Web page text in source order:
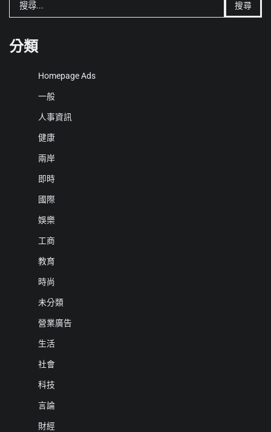
尋
鍵
分類
Homepage Ads
一般
人事資訊
健康
兩岸
即時
國際
娛樂
工商
教育
時尚
未分類
營業廣告
生活
社會
科技
言論
財經